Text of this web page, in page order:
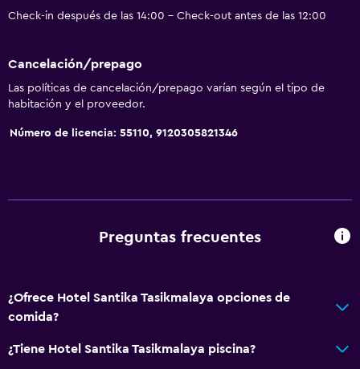
Check-in después de las 14:00 - Check-out antes de las 12:00
Cancelación/prepago
Las políticas de cancelación/prepago varían según el tipo de
habitación y el proveedor.
Número de licencia: 55110, 9120305821346
Preguntas frecuentes
¿Ofrece Hotel Santika Tasikmalaya opciones de
comida?
¿Tiene Hotel Santika Tasikmalaya piscina?